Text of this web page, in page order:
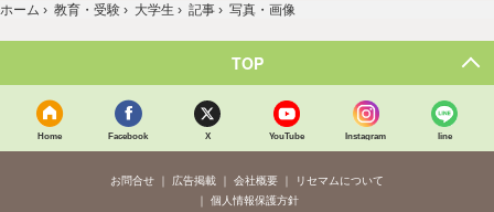
ホーム › 教育・受験 › 大学生 › 記事 › 写真・画像
TOP
Home Facebook X YouTube Instagram line
お問合せ 広告掲載 会社概要
リセマムについて
個人情報保護方針